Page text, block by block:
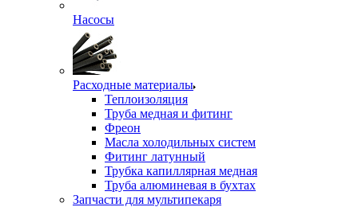
Насосы
Расходные материалы
Теплоизоляция
Труба медная и фитинг
Фреон
Масла холодильных систем
Фитинг латунный
Трубка капиллярная медная
Труба алюминевая в бухтах
Запчасти для мультипекаря